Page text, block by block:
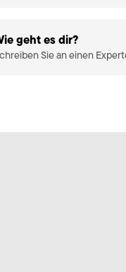
geht es dir?
Sie an einen